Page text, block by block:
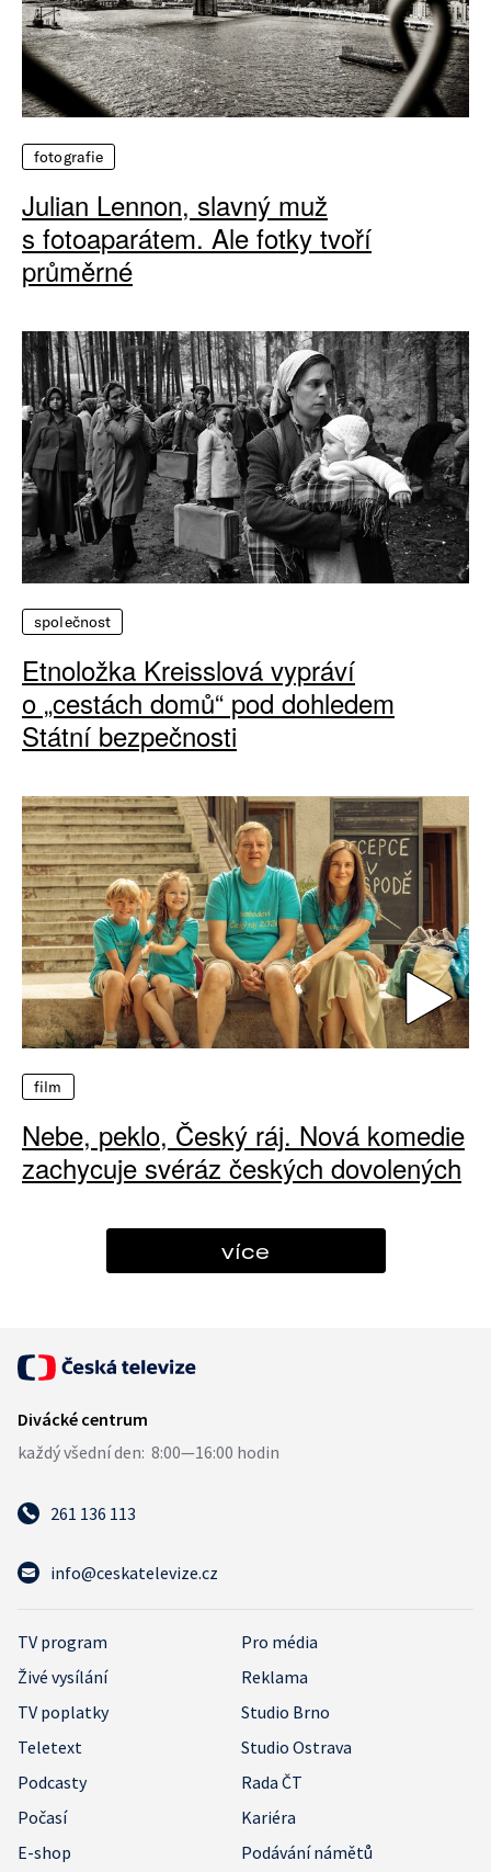
fotografie
Julian Lennon, slavný muž
s fotoaparátem. Ale fotky tvoří
průměrné
společnost
Etnoložka Kreisslová vypráví
o „cestách domů“ pod dohledem
Státní bezpečnosti
film
Nebe, peklo, Český ráj. Nová komedie
zachycuje svéráz českých dovolených
více
261 136 113
info@ceskatelevize.cz
TV program
Pro média
Živé vysílání
Reklama
TV poplatky
Studio Brno
Teletext
Studio Ostrava
Podcasty
Rada ČT
Počasí
Kariéra
E-shop
Podávání námětů